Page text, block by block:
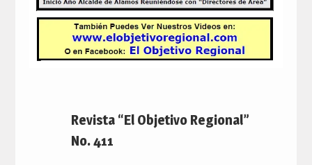
Revista “El Objetivo Regional”
No. 411